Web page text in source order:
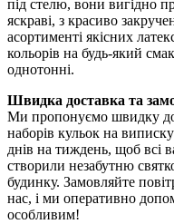
під стелю, вони вигідно
яскраві, з красиво
асортименті якісних
кольорів на будь-який
однотонні.
Швидка доставка та
Ми пропонуємо швидку
наборів кульок на
днів на тиждень, щоб всі
створили незабутню
будинку. Замовляйте
нас, і ми оперативно
особливим!